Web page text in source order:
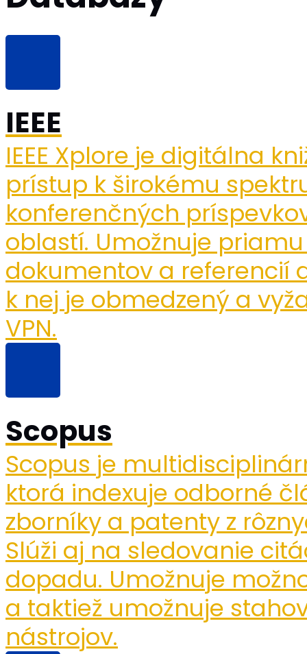
IEEE
IEEE Xplore je digitálna
prístup k širokému
konferenčných
oblastí. Umožnuje
dokumentov a referencií
k nej je obmedzený a
VPN.
Scopus
Scopus je
ktorá indexuje odborné
zborníky a patenty z
Slúži aj na sledovanie
dopadu. Umožnuje
a taktiež umožnuje
nástrojov.